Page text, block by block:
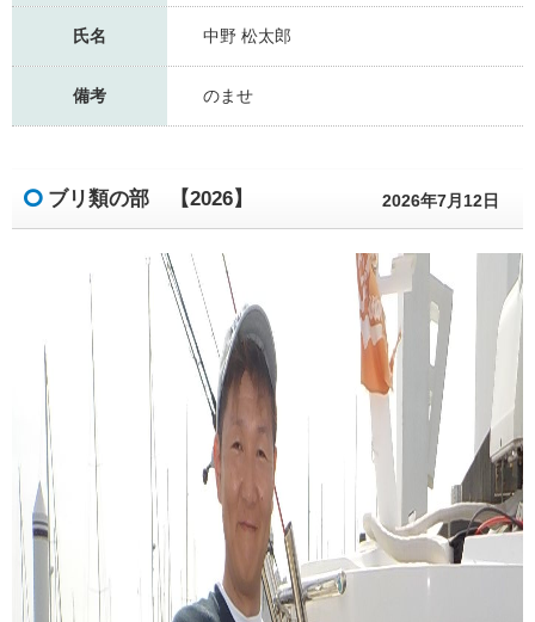
氏名 中野 松太郎
備考 のませ
ブリ類の部 【2026】 2026年7月12日